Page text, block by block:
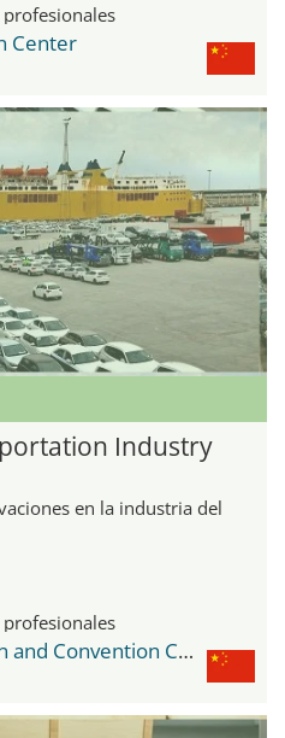
Center
Industry
en la industria del
NECC National Exhibition and Convention Center